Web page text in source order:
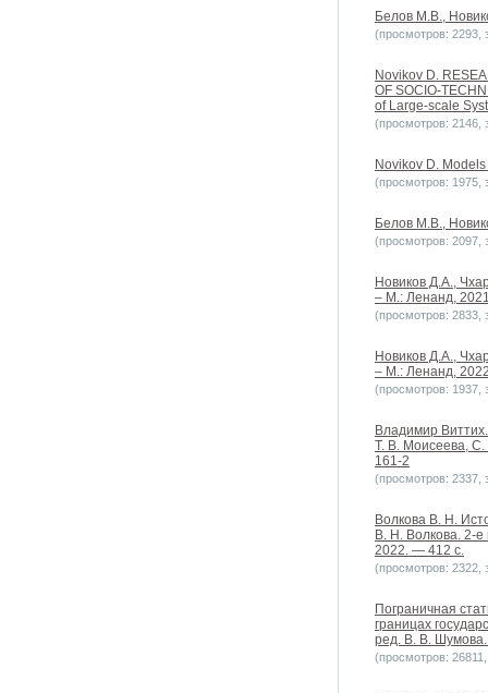
Белов М.В.,
(просмотров: 2293,
Novikov D.
OF SOCIO-
of Large-scale
(просмотров: 2146,
Novikov D.
(просмотров: 1975,
Белов М.В.,
(просмотров: 2097,
Новиков Д.А.,
– М.: Ленанд,
(просмотров: 2833,
Новиков Д.А.,
– М.: Ленанд,
(просмотров: 1937,
Владимир
Т. В. Моисеева, С.
161-2
(просмотров: 2337,
Волкова В. Н.
В. Н. Волкова.
2022. — 412 с.
(просмотров: 2322,
Пограничная
границах
ред. В. В.
(просмотров: